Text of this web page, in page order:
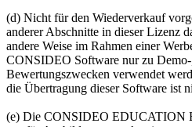
(d) Nicht für den Wiederverkauf
anderer Abschnitte in dieser Lizenz
andere Weise im Rahmen einer
CONSIDEO Software nur zu Demo-
Bewertungszwecken verwendet
die Übertragung dieser Software ist
(e) Die CONSIDEO EDUCATION